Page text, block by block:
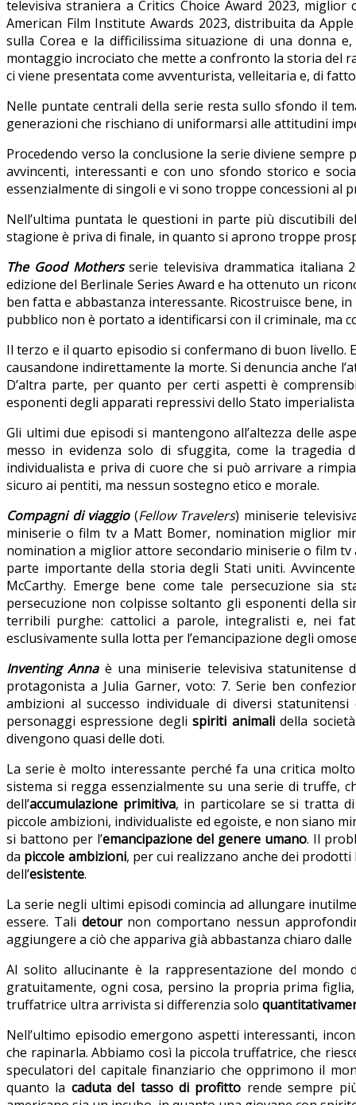
televisiva straniera a Critics Choice Award 2023,
American Film Institute Awards 2023, distribuita da
sulla Corea e la difficilissima situazione di una donna
montaggio incrociato che mette a confronto la storia del
ci viene presentata come avventurista, velleitaria e, di
Nelle puntate centrali della serie resta sullo sfondo il
generazioni che rischiano di uniformarsi alle attitudini
Procedendo verso la conclusione la serie diviene
avvincenti, interessanti e con uno sfondo storico e
essenzialmente di singoli e vi sono troppe concessioni al
Nell’ultima puntata le questioni in parte più discutibili
stagione è priva di finale, in quanto si aprono troppe
The Good Mothersserie televisiva drammatica italiana
edizione del Berlinale Series Award e ha ottenuto un
ben fatta e abbastanza interessante. Ricostruisce bene,
pubblico non è portato a identificarsi con il criminale, ma
Il terzo e il quarto episodio si confermano di buon
causandone indirettamente la morte. Si denuncia anche
D’altra parte, per quanto per certi aspetti è
esponenti degli apparati repressivi dello Stato
Gli ultimi due episodi si mantengono all’altezza delle
messo in evidenza solo di sfuggita, come la tragedia
individualista e priva di cuore che si può arrivare a
sicuro ai pentiti, ma nessun sostegno etico e morale.
Compagni di viaggio(Fellow Travelers) miniserie
miniserie o film tv a Matt Bomer, nomination miglior
nomination a miglior attore secondario miniserie o film
parte importante della storia degli Stati uniti.
McCarthy. Emerge bene come tale persecuzione sia
persecuzione non colpisse soltanto gli esponenti della
terribili purghe: cattolici a parole, integralisti e, nei
esclusivamente sulla lotta per l’emancipazione degli
Inventing Annaè una miniserie televisiva statunitense
protagonista a Julia Garner, voto: 7. Serie ben
ambizioni al successo individuale di diversi
personaggi espressione deglispiriti animalidella
divengono quasi delle doti.
La serie è molto interessante perché fa una critica
sistema si regga essenzialmente su una serie di truffe,
dell’accumulazione primitiva, in particolare se si tratta
piccole ambizioni, individualiste ed egoiste, e non siano
si battono per l’emancipazione del genere umano. Il
da piccole ambizioni, per cui realizzano anche dei
dell’esistente.
La serie negli ultimi episodi comincia ad allungare
essere. Tali detournon comportano nessun
aggiungere a ciò che appariva già abbastanza chiaro
Al solito allucinante è la rappresentazione del
gratuitamente, ogni cosa, persino la propria prima
truffatrice ultra arrivista si differenzia solo
Nell’ultimo episodio emergono aspetti interessanti,
che rapinarla. Abbiamo così la piccola truffatrice, che
speculatori del capitale finanziario che opprimono il
quanto la caduta del tasso di profitto rende sempre